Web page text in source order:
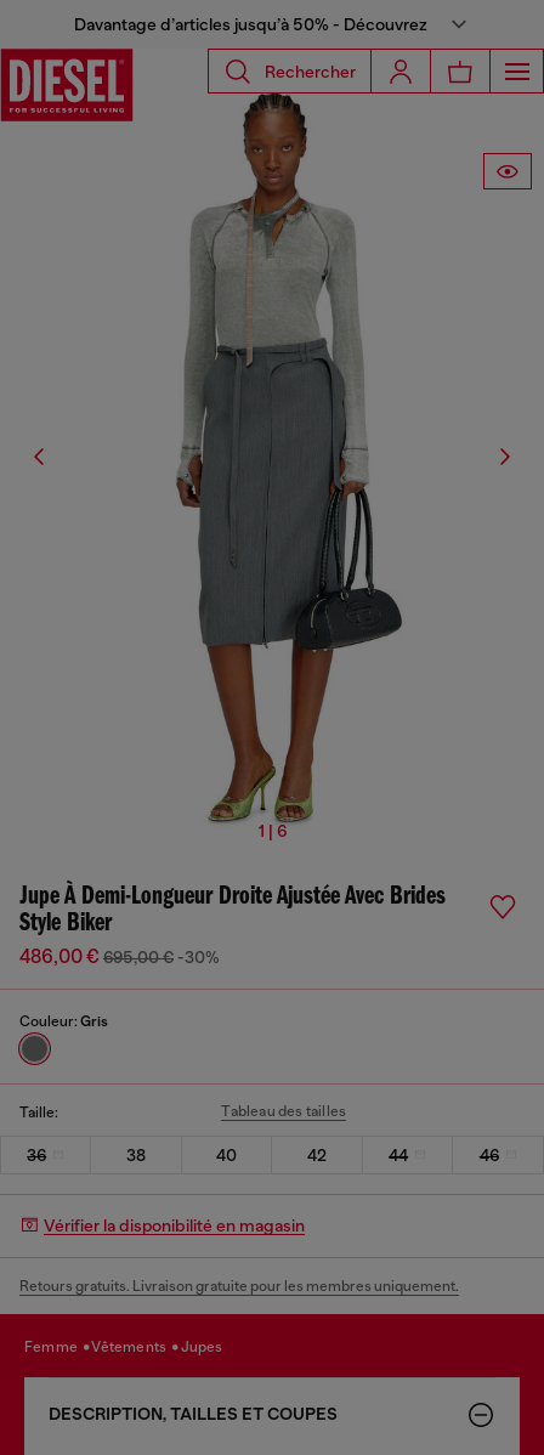
Davantage d’articles jusqu’à 50% - Découvrez
Rechercher
1 | 6
Jupe À Demi-Longueur Droite Ajustée Avec Brides
Style Biker
486,00 € 695,00 € -30%
Couleur: Gris
Taille: Tableau des tailles
36 38 40 42 44 46
Vérifier la disponibilité en magasin
Retours gratuits. Livraison gratuite pour les membres uniquement.
femme vêtements jupes
DESCRIPTION, TAILLES ET COUPES